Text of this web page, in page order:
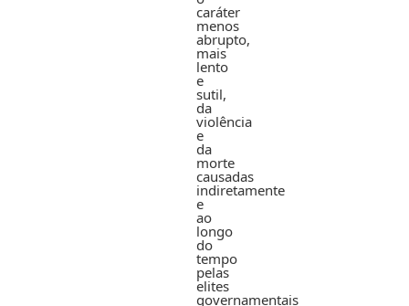
caráter
menos
abrupto,
mais
lento
e
sutil,
da
violência
e
da
morte
causadas
indiretamente
e
ao
longo
do
tempo
pelas
elites
governamentais